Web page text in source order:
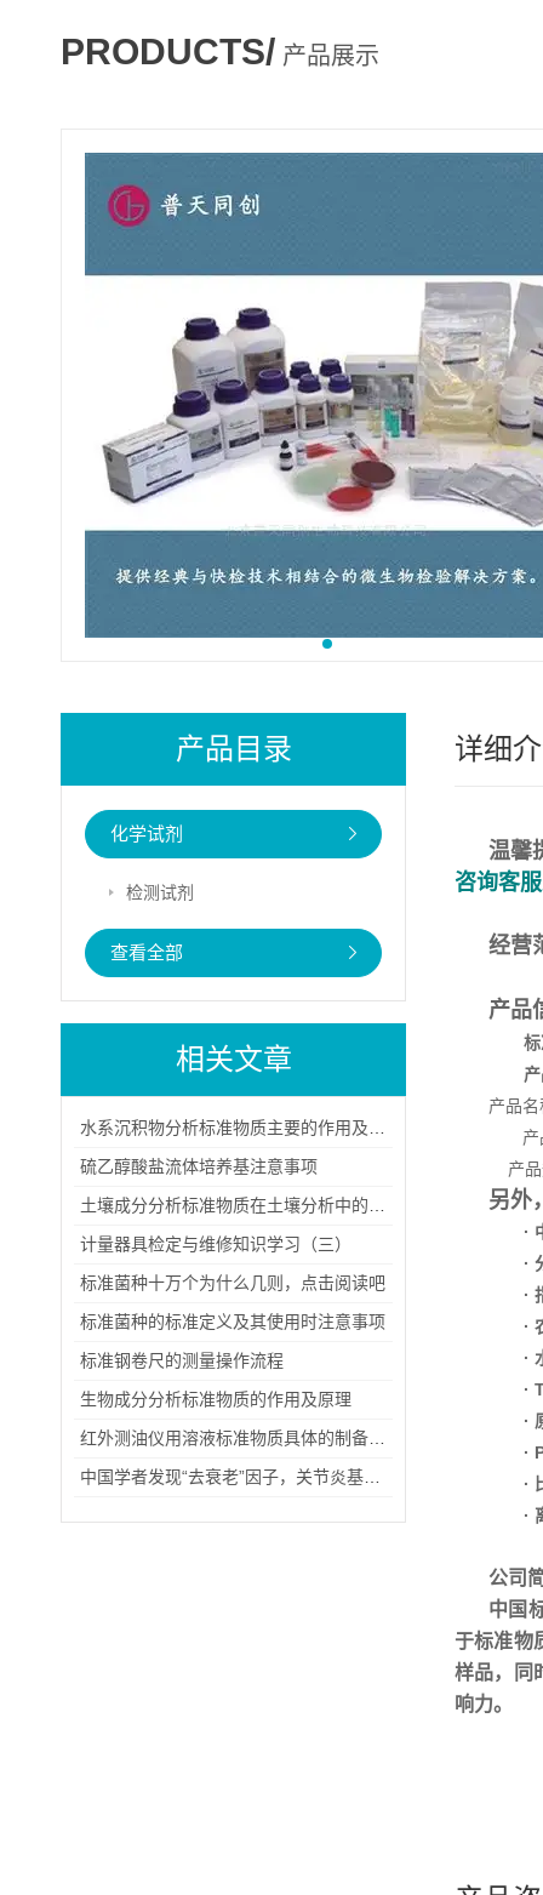
PRODUCTS/ 产品展示
产品目录
化学试剂
检测试剂
查看全部
相关文章
硫乙醇酸盐流体培养基注意事项
计量器具检定与维修知识学习（三）
标准菌种十万个为什么几则，点击阅读吧
标准菌种的标准定义及其使用时注意事项
标准钢卷尺的测量操作流程
生物成分分析标准物质的作用及原理
详细
温馨
咨询客
经营
产品
产品
产品
产品
另外
·
·
·
·
·
·
·
·
·
·
公司
中国
于标准物
样品，同
响力。